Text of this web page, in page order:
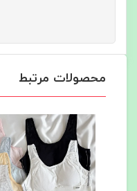
محصولات مرتبط